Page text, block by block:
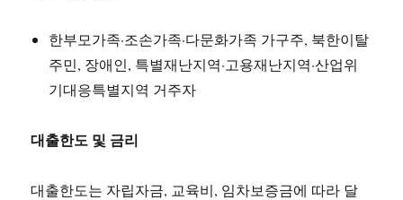
한부모가족·조손가족·다문화가족 가구주, 북한이탈
주민, 장애인, 특별재난지역·고용재난지역·산업위
기대응특별지역 거주자
대출한도 및 금리
대출한도는 자립자금, 교육비, 임차보증금에 따라 달